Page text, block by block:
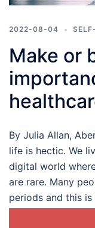
2022-08-04
​​Make or
By Julia Allan,
life is hectic. We
digital world
are rare. Many
periods and this